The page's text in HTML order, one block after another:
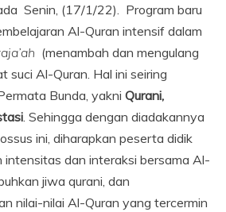
Senin, (17/1/22). Program baru
Al-Quran intensif dalam
(menambah dan mengulang
suci Al-Quran. Hal ini seiring
Bunda, yakni Qurani,
. Sehingga dengan diadakannya
ini, diharapkan peserta didik
dan interaksi bersama Al-
jiwa qurani, dan
nilai-nilai Al-Quran yang tercermin